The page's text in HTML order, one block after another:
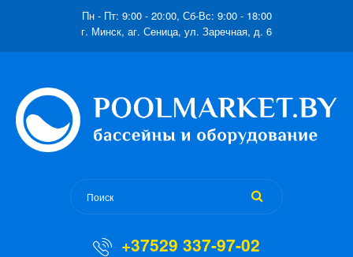
Пн - Пт: 9:00 - 20:00, Сб-Вс: 9:00 - 18:00
г. Минск, аг. Сеница, ул. Заречная, д. 6
+37529 337-97-02